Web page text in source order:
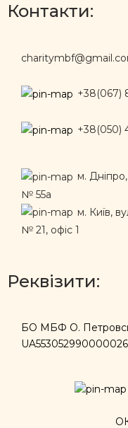
Контакти:
+38(067)
+38(050)
м.
№ 55а
м. Київ,
№ 21, офіс 1
Реквізити:
БО МБФ О.